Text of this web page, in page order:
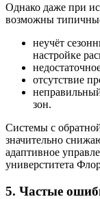
Однако даже при
возможны
неучёт
настройке
отсутствие
зон.
Системы с
значительно
адаптивное
универститета
5. Частые